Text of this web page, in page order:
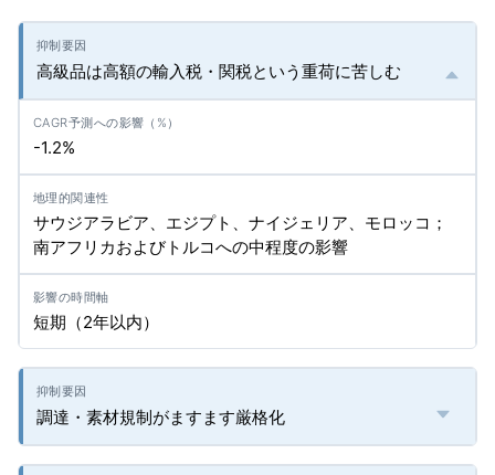
高級品は高額の輸入税・関税という重荷に苦しむ
-1.2%
サウジアラビア、エジプト、ナイジェリア、モロッコ；
南アフリカおよびトルコへの中程度の影響
短期（2年以内）
調達・素材規制がますます厳格化